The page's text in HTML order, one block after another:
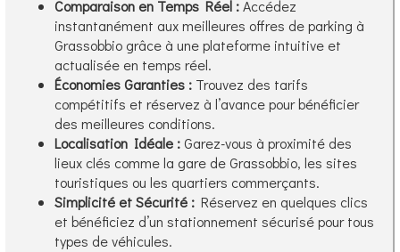
Comparaison en Temps Réel :Accédez
instantanément aux meilleures offres de parking à
Grassobbio grâce à une plateforme intuitive et
actualisée en temps réel.
Économies Garanties : Trouvez des tarifs
compétitifs et réservez à l’avance pour bénéficier
des meilleures conditions.
Localisation Idéale :Garez-vous à proximité des
lieux clés comme la gare de Grassobbio, les sites
touristiques ou les quartiers commerçants.
Simplicité et Sécurité : Réservez en quelques clics
et bénéficiez d’un stationnement sécurisé pour tous
types de véhicules.